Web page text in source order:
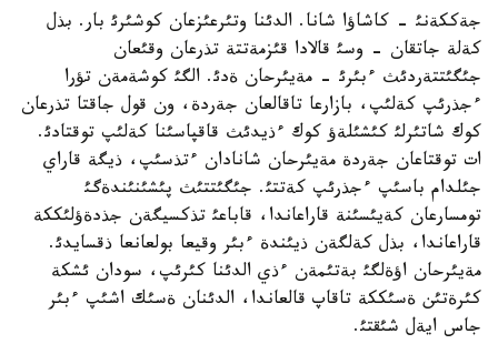
جةككةنئ - كاشاؤا شانا. الدئنا وتئرعئزعان كوشئرئ بار. بذل
كةلة جاتقان - وسئ قالادا قئزمةتتة تذرعان وقئعان
جئگئتتةردئث ءبئرئ - مةيئرحان ةدئ. الگئ كوشةمةن تؤرا
ءجذرئپ كةلئپ، بازارعا تاقالعان جةردة، ون قول جاقتا تذرعان
كوك شاتئرلئ كئشئلةؤ كوك ءذيدئث قاقپاسئنا كةلئپ توقتادئ.
ات توقتاعان جةردة مةيئرحان شانادان ءتذسئپ، ذيگة قاراي
جئلدام باسئپ ءجذرئپ كةتتئ. جئگئتتئث پئشئنئندةگئ
تومسارعان كةيئسئنة قاراعاندا، قاباعئ تذكسيگةن جذدةؤلئككة
قاراعاندا، بذل كةلگةن ذيئندة ءبئر وقيعا بولعانعا ذقسايدئ.
مةيئرحان اؤةلگئ بةتئمةن ءذي الدئنا كئرئپ، سودان ئشكة
كئرةتئن ةسئككة تاقاپ قالعاندا، الدئنان ةسئك اشئپ ءبئر
جاس ايةل شئقتئ.